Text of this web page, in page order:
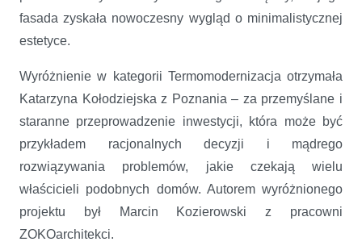
fasada zyskała nowoczesny wygląd o minimalistycznej
estetyce.
Wyróżnienie w kategorii Termomodernizacja otrzymała
Katarzyna Kołodziejska z Poznania – za przemyślane i
staranne przeprowadzenie inwestycji, która może być
przykładem racjonalnych decyzji i mądrego
rozwiązywania problemów, jakie czekają wielu
właścicieli podobnych domów. Autorem wyróżnionego
projektu był Marcin Kozierowski z pracowni
ZOKOarchitekci.